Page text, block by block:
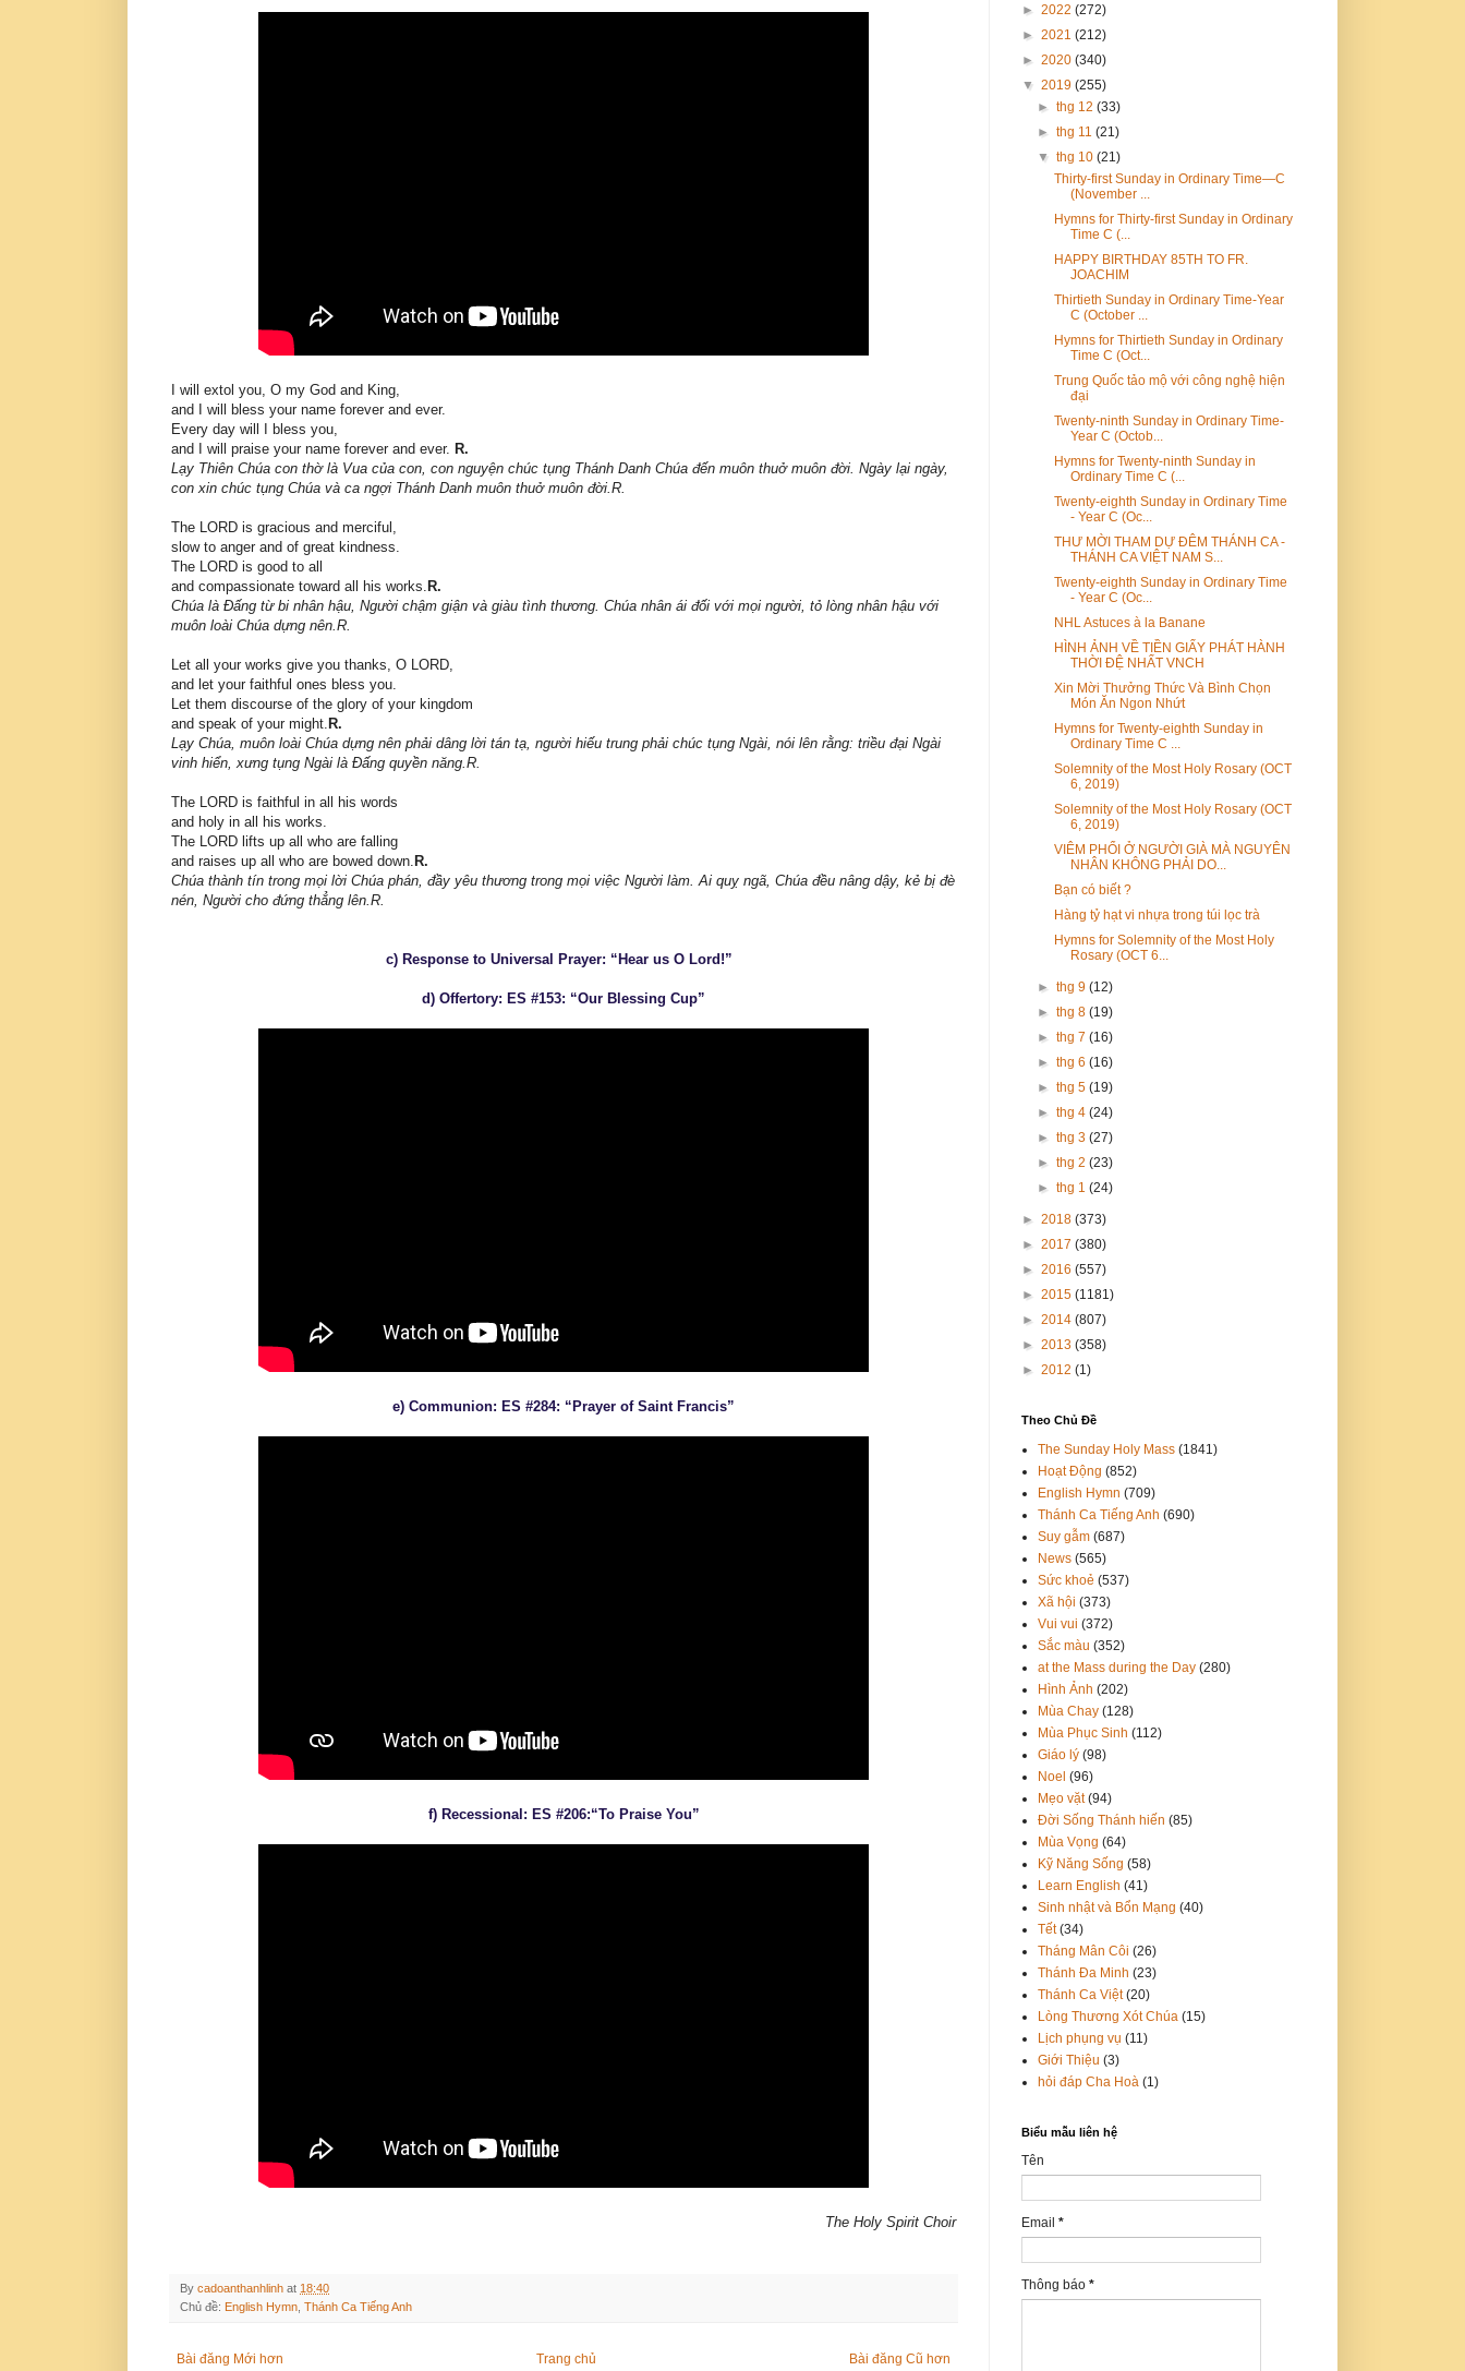
I will extol you, O my God and King,
and I will bless your name forever and ever.
Every day will I bless you,
and I will praise your name forever and ever. R.
Lạy Thiên Chúa con thờ là Vua của con, con nguyện chúc tụng Thánh Danh Chúa đến muôn thuở muôn đời. Ngày lại ngày,
con xin chúc tụng Chúa và ca ngợi Thánh Danh muôn thuở muôn đời.R.
The LORD is gracious and merciful,
slow to anger and of great kindness.
The LORD is good to all
and compassionate toward all his works. R.
Chúa là Đấng từ bi nhân hậu, Người chậm giận và giàu tình thương. Chúa nhân ái đối với mọi người, tỏ lòng nhân hậu với
muôn loài Chúa dựng nên.R.
Let all your works give you thanks, O LORD,
and let your faithful ones bless you.
Let them discourse of the glory of your kingdom
and speak of your might. R.
Lạy Chúa, muôn loài Chúa dựng nên phải dâng lời tán tạ, người hiếu trung phải chúc tụng Ngài, nói lên rằng: triều đại Ngài
vinh hiển, xưng tụng Ngài là Đấng quyền năng.R.
The LORD is faithful in all his words
and holy in all his works.
The LORD lifts up all who are falling
and raises up all who are bowed down. R.
Chúa thành tín trong mọi lời Chúa phán, đầy yêu thương trong mọi việc Người làm. Ai quỵ ngã, Chúa đều nâng dậy, kẻ bị đè
nén, Người cho đứng thẳng lên.R.
c) Response to Universal Prayer: “Hear us O Lord!”
d) Offertory: ES #153: “Our Blessing Cup”
e) Communion: ES #284: “Prayer of Saint Francis”
f) Recessional: ES #206:“To Praise You”
The Holy Spirit Choir
By cadoanthanhlinh at 18:40
Chủ đề: English Hymn Thánh Ca Tiếng Anh
Bài đăng Mới hơn Bài đăng Cũ hơn
Trang chủ
► 2022 (272)
► 2021 (212)
► 2020 (340)
▼ 2019 (255)
►thg 12(33)
►thg 11(21)
▼thg 10(21)
Thirty-first Sunday in Ordinary Time—C
(November ...
Hymns for Thirty-first Sunday in Ordinary
Time C (...
HAPPY BIRTHDAY 85TH TO FR.
JOACHIM
Thirtieth Sunday in Ordinary Time-Year
C (October ...
Hymns for Thirtieth Sunday in Ordinary
Time C (Oct...
Trung Quốc tảo mộ với công nghệ hiện
đại
Twenty-ninth Sunday in Ordinary Time-
Year C (Octob...
Hymns for Twenty-ninth Sunday in
Ordinary Time C (...
Twenty-eighth Sunday in Ordinary Time
- Year C (Oc...
THƯ MỜI THAM DỰ ĐÊM THÁNH CA -
THÁNH CA VIỆT NAM S...
Twenty-eighth Sunday in Ordinary Time
- Year C (Oc...
NHL Astuces à la Banane
HÌNH ẢNH VỀ TIỀN GIẤY PHÁT HÀNH
THỜI ĐỆ NHẤT VNCH
Xin Mời Thưởng Thức Và Bình Chọn
Món Ăn Ngon Nhứt
Hymns for Twenty-eighth Sunday in
Ordinary Time C ...
Solemnity of the Most Holy Rosary (OCT
6, 2019)
Solemnity of the Most Holy Rosary (OCT
6, 2019)
VIÊM PHỔI Ở NGƯỜI GIÀ MÀ NGUYÊN
NHÂN KHÔNG PHẢI DO...
Bạn có biết ?
Hàng tỷ hạt vi nhựa trong túi lọc trà
Hymns for Solemnity of the Most Holy
Rosary (OCT 6...
►thg 9(12)
►thg 8(19)
►thg 7(16)
►thg 6(16)
►thg 5(19)
►thg 4(24)
►thg 3(27)
►thg 2(23)
►thg 1(24)
► 2018 (373)
► 2017 (380)
► 2016 (557)
► 2015 (1181)
► 2014 (807)
► 2013 (358)
► 2012 (1)
Theo Chủ Đề
The Sunday Holy Mass (1841)
Hoạt Động (852)
English Hymn (709)
Thánh Ca Tiếng Anh (690)
Suy gẫm (687)
News (565)
Sức khoẻ (537)
Xã hội (373)
Vui vui (372)
Sắc màu (352)
at the Mass during the Day (280)
Hình Ảnh (202)
Mùa Chay (128)
Mùa Phục Sinh (112)
Giáo lý (98)
Noel (96)
Mẹo vặt (94)
Đời Sống Thánh hiến (85)
Mùa Vọng (64)
Kỹ Năng Sống (58)
Learn English (41)
Sinh nhật và Bổn Mạng (40)
Tết (34)
Tháng Mân Côi (26)
Thánh Đa Minh (23)
Thánh Ca Việt (20)
Lòng Thương Xót Chúa (15)
Lịch phụng vụ (11)
Giới Thiệu (3)
hỏi đáp Cha Hoà (1)
Biểu mẫu liên hệ
Tên
Email *
Thông báo *